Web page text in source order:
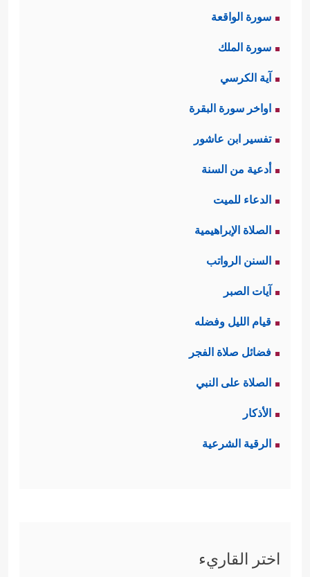
سورة الواقعة
سورة الملك
آية الكرسي
اواخر سورة البقرة
تفسير ابن عاشور
أدعية من السنة
الدعاء للميت
الصلاة الإبراهيمية
السنن الرواتب
آيات الصبر
قيام الليل وفضله
فضائل صلاة الفجر
الصلاة على النبي
الأذكار
الرقية الشرعية
اختر القاريء